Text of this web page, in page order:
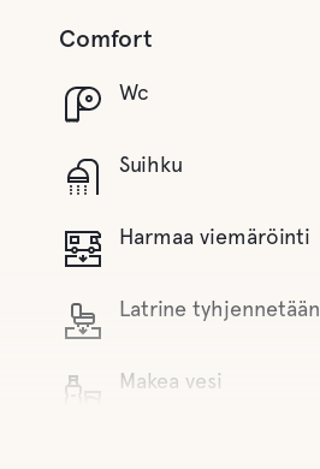
Comfort
Wc
Suihku
Harmaa viemäröinti
Latrine tyhjennetään
Makea vesi